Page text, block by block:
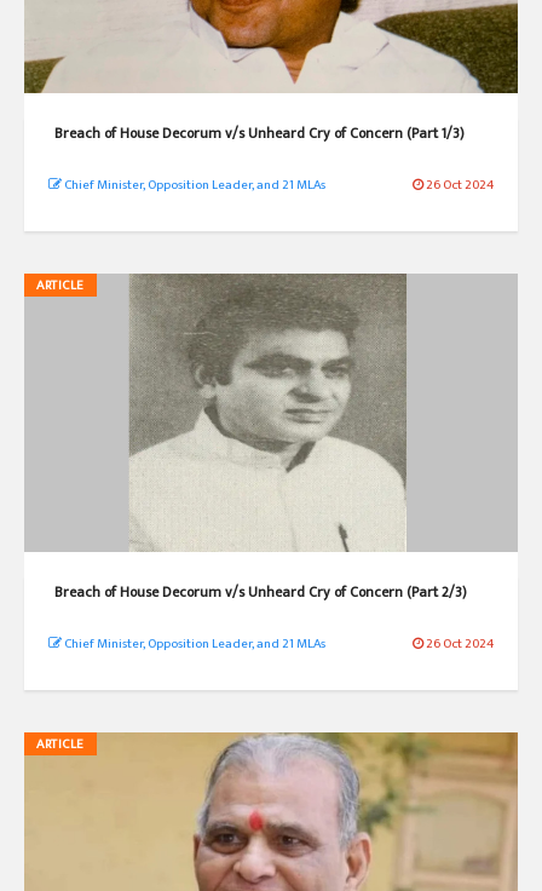
Breach of House Decorum v/s Unheard Cry of Concern (Part 1/3)
Chief Minister, Opposition Leader, and 21 MLAs 26 Oct 2024
ARTICLE
Breach of House Decorum v/s Unheard Cry of Concern (Part 2/3)
Chief Minister, Opposition Leader, and 21 MLAs 26 Oct 2024
ARTICLE